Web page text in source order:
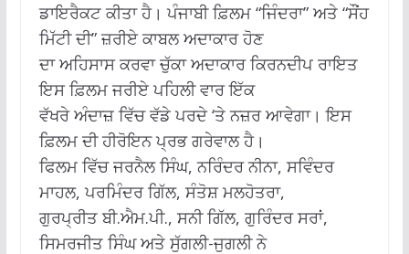
ਡਾਇਰੈਕਟ ਕੀਤਾ ਹੈ। ਪੰਜਾਬੀ ਫ਼ਿਲਮ “ਜਿੰਦਰਾ” ਅਤੇ “ਸੌਂਹ
ਮਿੱਟੀ ਦੀ” ਜ਼ਰੀਏ ਕਾਬਲ ਅਦਾਕਾਰ ਹੋਣ
ਦਾ ਅਹਿਸਾਸ ਕਰਵਾ ਚੁੱਕਾ ਅਦਾਕਾਰ ਕਿਰਨਦੀਪ ਰਾਇਤ
ਇਸ ਫ਼ਿਲਮ ਜਰੀਏ ਪਹਿਲੀ ਵਾਰ ਇੱਕ
ਵੱਖਰੇ ਅੰਦਾਜ਼ ਵਿੱਚ ਵੱਡੇ ਪਰਦੇ ‘ਤੇ ਨਜ਼ਰ ਆਵੇਗਾ। ਇਸ
ਫ਼ਿਲਮ ਦੀ ਹੀਰੋਇਨ ਪ੍ਰਭ ਗਰੇਵਾਲ ਹੈ।
ਫਿਲਮ ਵਿੱਚ ਜਰਨੈਲ ਸਿੰਘ, ਨਰਿੰਦਰ ਨੀਨਾ, ਸਵਿੰਦਰ
ਮਾਹਲ, ਪਰਮਿੰਦਰ ਗਿੱਲ, ਸੰਤੋਸ਼ ਮਲਹੋਤਰਾ,
ਗੁਰਪ੍ਰੀਤ ਬੀ.ਐਮ.ਪੀ., ਸਨੀ ਗਿੱਲ, ਗੁਰਿੰਦਰ ਸਰਾਂ,
ਸਿਮਰਜੀਤ ਸਿੰਘ ਅਤੇ ਸੁੱਗਲੀ-ਜੁਗਲੀ ਨੇ